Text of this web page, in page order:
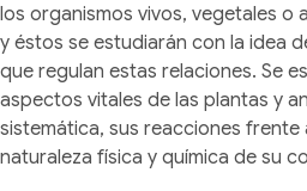
los organismos vivos, vegetales o
y éstos se estudiarán con la idea
que regulan estas relaciones. Se
aspectos vitales de las plantas y
sistemática, sus reacciones frente
naturaleza física y química de su